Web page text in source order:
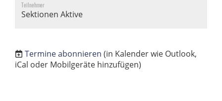
Teilnehmer
Sektionen Aktive
Termine abonnieren (in Kalender wie Outlook,
iCal oder Mobilgeräte hinzufügen)